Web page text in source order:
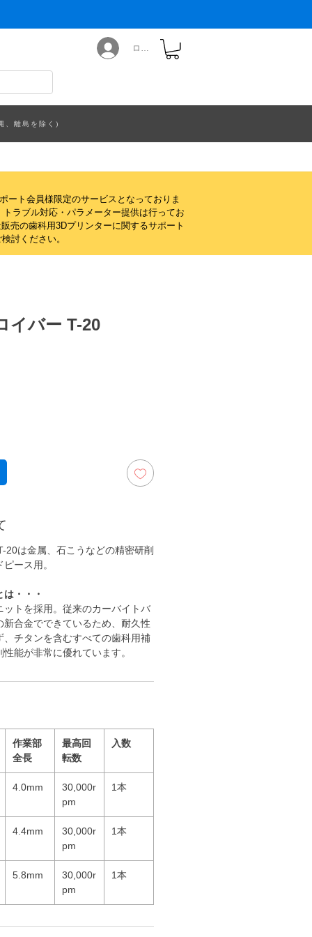
ログイン
、離島を除く)
ート会員様限定のサービスとなっておりま
ラブル対応・パラメーター提供は行ってお
売の歯科用3Dプリンターに関するサポート
討ください。
イバー T-20
20は金属、石こうなどの精密研削
ース用。
・・・
ットを採用。従来のカーバイトバ
新合金でできているため、耐久性
、チタンを含むすべての歯科用補
能が非常に優れています。
作業部
全長
最高回
転数
入数
4.0mm
30,000r
pm
1本
4.4mm
30,000r
pm
1本
5.8mm
30,000r
pm
1本